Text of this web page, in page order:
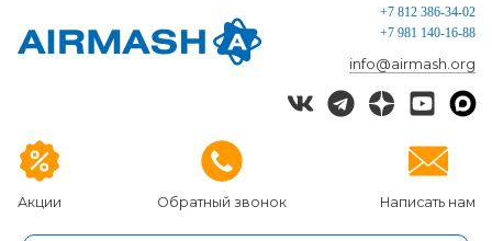
Акции Обратный звонок Написать нам
+7 812 386-34-02
+7 981 140-16-88
info@airmash.org